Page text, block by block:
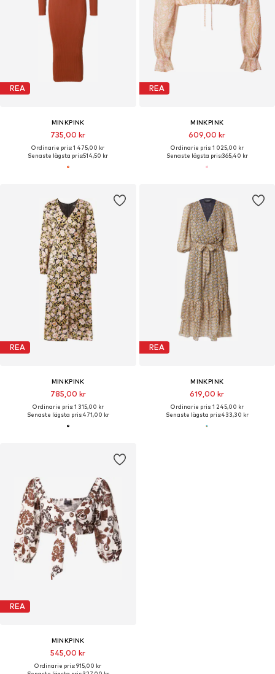
REA
MINKPINK
735,00 kr
Ordinarie pris: 1 475,00 kr
Senaste lägsta pris:514,50 kr
REA
MINKPINK
609,00 kr
Ordinarie pris: 1 025,00 kr
Senaste lägsta pris:365,40 kr
REA
MINKPINK
785,00 kr
Ordinarie pris: 1 315,00 kr
Senaste lägsta pris:471,00 kr
REA
MINKPINK
619,00 kr
Ordinarie pris: 1 245,00 kr
Senaste lägsta pris:433,30 kr
REA
MINKPINK
545,00 kr
Ordinarie pris: 915,00 kr